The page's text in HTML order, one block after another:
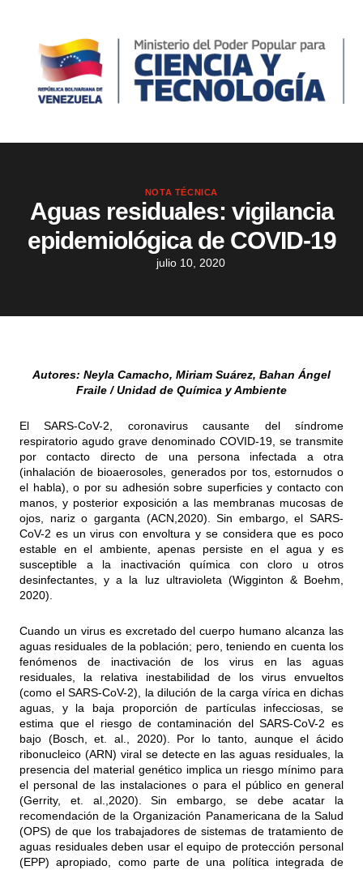
NOTA TÉCNICA
Aguas residuales: vigilancia
epidemiológica de COVID-19
julio 10, 2020
Autores: Neyla Camacho, Miriam Suárez, Bahan Ángel
Fraile / Unidad de Química y Ambiente
El SARS-CoV-2, coronavirus causante del síndrome
respiratorio agudo grave denominado COVID-19, se transmite
por contacto directo de una persona infectada a otra
(inhalación de bioaerosoles, generados por tos, estornudos o
el habla), o por su adhesión sobre superficies y contacto con
manos, y posterior exposición a las membranas mucosas de
ojos, nariz o garganta (ACN,2020). Sin embargo, el SARS-
CoV-2 es un virus con envoltura y se considera que es poco
estable en el ambiente, apenas persiste en el agua y es
susceptible a la inactivación química con cloro u otros
desinfectantes, y a la luz ultravioleta (Wigginton & Boehm,
2020).
Cuando un virus es excretado del cuerpo humano alcanza las
aguas residuales de la población; pero, teniendo en cuenta los
fenómenos de inactivación de los virus en las aguas
residuales, la relativa inestabilidad de los virus envueltos
(como el SARS-CoV-2), la dilución de la carga vírica en dichas
aguas, y la baja proporción de partículas infecciosas, se
estima que el riesgo de contaminación del SARS-CoV-2 es
bajo (Bosch, et. al., 2020). Por lo tanto, aunque el ácido
ribonucleico (ARN) viral se detecte en las aguas residuales, la
presencia del material genético implica un riesgo mínimo para
el personal de las instalaciones o para el público en general
(Gerrity, et. al.,2020). Sin embargo, se debe acatar la
recomendación de la Organización Panamericana de la Salud
(OPS) de que los trabajadores de sistemas de tratamiento de
aguas residuales deben usar el equipo de protección personal
(EPP) apropiado, como parte de una política integrada de